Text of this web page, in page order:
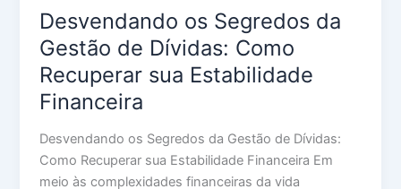
Desvendando os Segredos da
Gestão de Dívidas: Como
Recuperar sua Estabilidade
Financeira
Desvendando os Segredos da Gestão de Dívidas:
Como Recuperar sua Estabilidade Financeira Em
meio às complexidades financeiras da vida